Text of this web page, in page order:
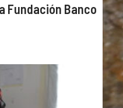
Fundación Banco